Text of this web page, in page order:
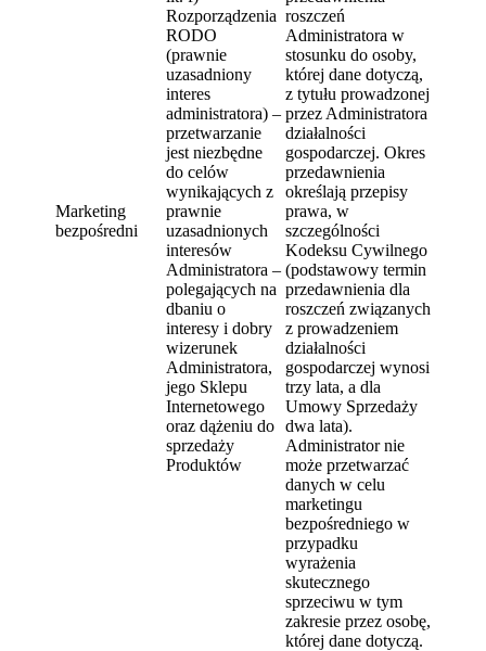
Marketing
bezpośredni
Rozporządzenia
RODO
(prawnie
uzasadniony
interes
administratora) –
przetwarzanie
jest niezbędne
do celów
wynikających z
prawnie
uzasadnionych
interesów
Administratora –
polegających na
dbaniu o
interesy i dobry
wizerunek
Administratora,
jego Sklepu
Internetowego
oraz dążeniu do
sprzedaży
Produktów
roszczeń
Administratora w
stosunku do osoby,
której dane dotyczą,
z tytułu prowadzonej
przez Administratora
działalności
gospodarczej. Okres
przedawnienia
określają przepisy
prawa, w
szczególności
Kodeksu Cywilnego
(podstawowy termin
przedawnienia dla
roszczeń związanych
z prowadzeniem
działalności
gospodarczej wynosi
trzy lata, a dla
Umowy Sprzedaży
dwa lata).
Administrator nie
może przetwarzać
danych w celu
marketingu
bezpośredniego w
przypadku
wyrażenia
skutecznego
sprzeciwu w tym
zakresie przez osobę,
której dane dotyczą.